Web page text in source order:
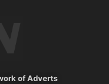
of Adverts